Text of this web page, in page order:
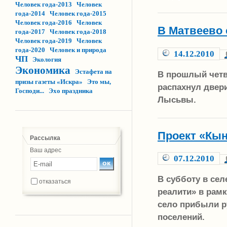
Человек года-2013
Человек
года-2014 Человек года-2015
Человек года-2016
Человек
года-2017 Человек года-2018
Человек года-2019
Человек
года-2020
Человек и природа
ЧП Экология
Экономика
Эстафета на
призы газеты «Искра»
Это мы,
Господи...
Эхо праздника
Рассылка
Ваш адрес
отказаться
В Матвеево
14.12.2010
В прошлый
распахнул
Лысьвы.
Проект
07.12.2010
В субботу в
реалити» в
село прибыли
поселений.